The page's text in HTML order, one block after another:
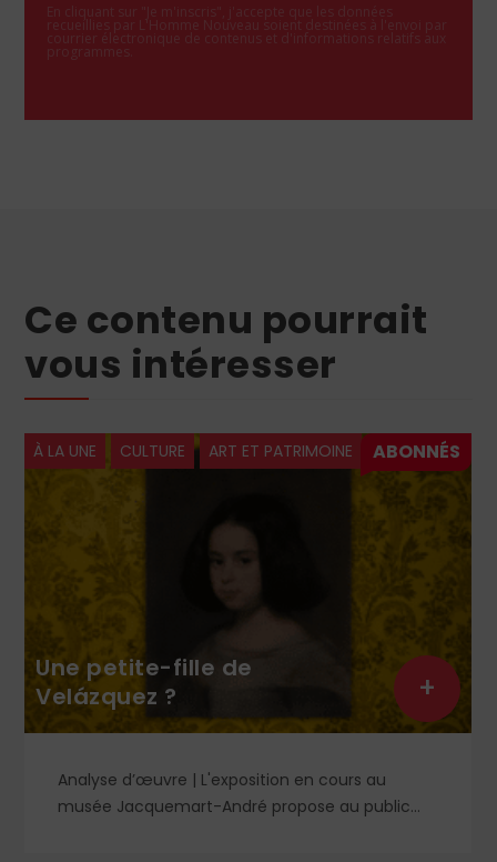
En cliquant sur "Je m'inscris", j'accepte que les données
recueillies par L'Homme Nouveau soient destinées à l'envoi par
courrier électronique de contenus et d'informations relatifs aux
programmes.
Ce contenu pourrait
vous intéresser
À LA UNE CULTURE ART ET PATRIMOINE
Une petite-fille de
Velázquez ?
Analyse d’œuvre | L'exposition en cours au
musée Jacquemart-André propose au public
+